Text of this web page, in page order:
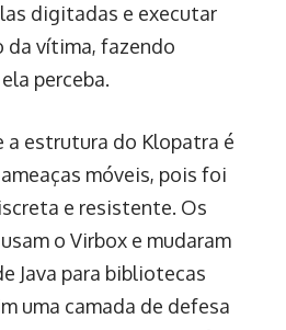
digitadas e executar
da vítima, fazendo
perceba.
a estrutura do Klopatra é
móveis, pois foi
e resistente. Os
o Virbox e mudaram
Java para bibliotecas
uma camada de defesa